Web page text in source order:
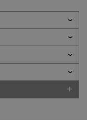
›
›
›
›
+